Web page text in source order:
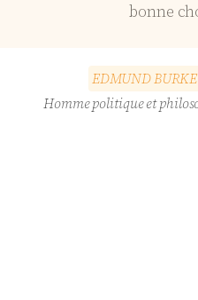
bonne
EDMUNDBURKE
Homme politique et